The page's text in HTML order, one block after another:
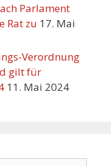
Parlament
Rat zu 17. Mai
Verordnung
gilt für
11. Mai 2024